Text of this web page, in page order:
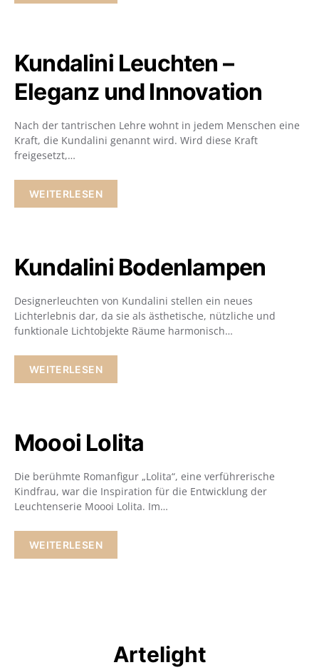
Kundalini Leuchten –
Eleganz und Innovation
Nach der tantrischen Lehre wohnt in jedem Menschen eine
Kraft, die Kundalini genannt wird. Wird diese Kraft
freigesetzt,…
WEITERLESEN
Kundalini Bodenlampen
Designerleuchten von Kundalini stellen ein neues
Lichterlebnis dar, da sie als ästhetische, nützliche und
funktionale Lichtobjekte Räume harmonisch…
WEITERLESEN
Moooi Lolita
Die berühmte Romanfigur „Lolita“, eine verführerische
Kindfrau, war die Inspiration für die Entwicklung der
Leuchtenserie Moooi Lolita. Im…
WEITERLESEN
Artelight